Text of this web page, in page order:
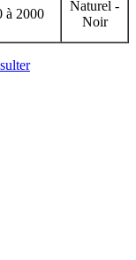
à 2000
Naturel -
Noir